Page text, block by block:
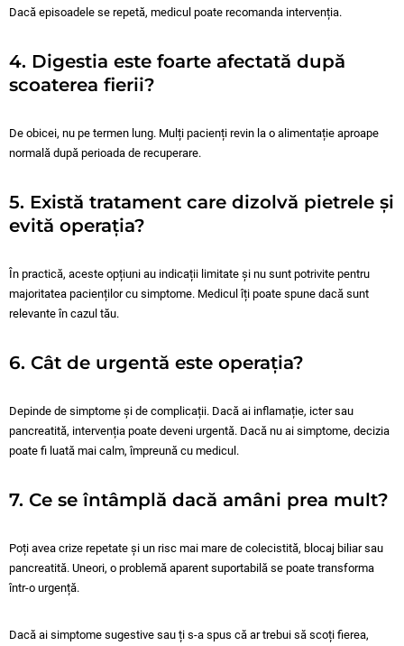
Dacă episoadele se repetă, medicul poate recomanda intervenția.
4. Digestia este foarte afectată după
scoaterea fierii?
De obicei, nu pe termen lung. Mulți pacienți revin la o alimentație aproape
normală după perioada de recuperare.
5. Există tratament care dizolvă pietrele și
evită operația?
În practică, aceste opțiuni au indicații limitate și nu sunt potrivite pentru
majoritatea pacienților cu simptome. Medicul îți poate spune dacă sunt
relevante în cazul tău.
6. Cât de urgentă este operația?
Depinde de simptome și de complicații. Dacă ai inflamație, icter sau
pancreatită, intervenția poate deveni urgentă. Dacă nu ai simptome, decizia
poate fi luată mai calm, împreună cu medicul.
7. Ce se întâmplă dacă amâni prea mult?
Poți avea crize repetate și un risc mai mare de colecistită, blocaj biliar sau
pancreatită. Uneori, o problemă aparent suportabilă se poate transforma
într-o urgență.
Dacă ai simptome sugestive sau ți s-a spus că ar trebui să scoți fierea,